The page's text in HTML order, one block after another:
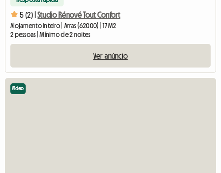
5 (2) | Studio Rénové Tout Confort
Alojamento inteiro | Arras (62000) | 17 M2
2 pessoas | Mínimo de 2 noites
Ver anúncio
Vídeo